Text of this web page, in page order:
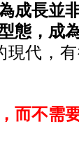
成長並
態，成
現代，
而不需